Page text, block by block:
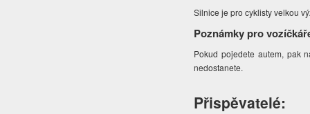
Silnice je pro cyklisty velkou
Poznámky pro
Pokud pojedete autem, pak
nedostanete.
Přispěvatelé: